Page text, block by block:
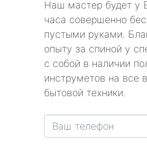
Наш мастер будет у
часа совершенно
пустыми руками.
опыту за спиной у
с собой в наличии
инструметов на все
бытовой техники.